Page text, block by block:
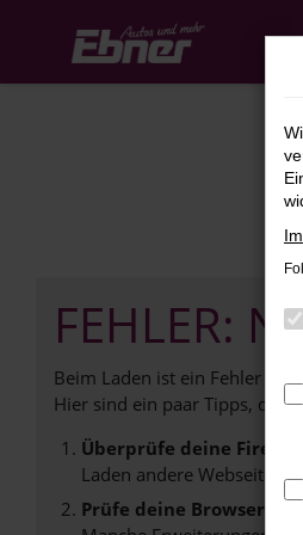
Hauptinhalt
springen
FEHLER:
Beim Laden ist ein Fehler
Hier sind ein paar Tipps, die
Überprüfe deine
Laden andere Webseiten,
Prüfe deine